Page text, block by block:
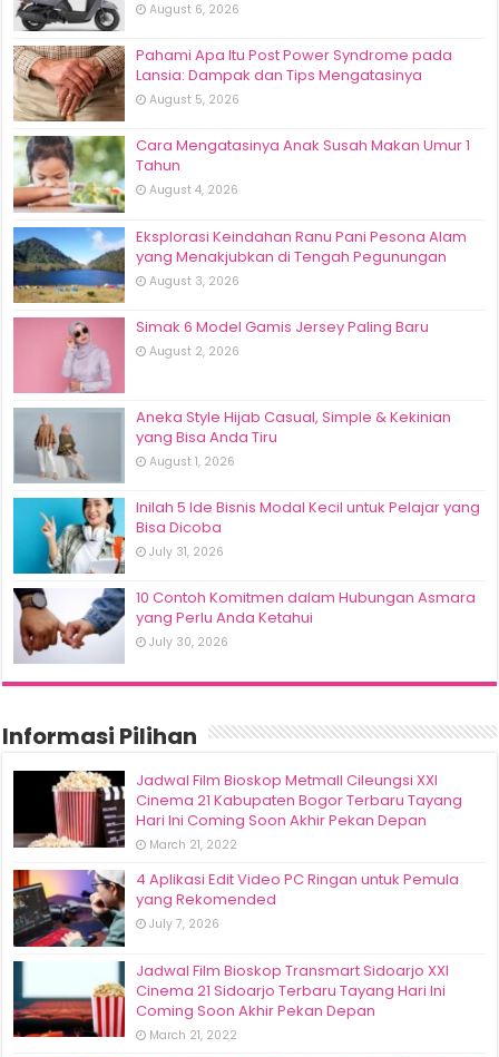
August 6, 2026
Pahami Apa Itu Post Power Syndrome pada
Lansia: Dampak dan Tips Mengatasinya
August 5, 2026
Cara Mengatasinya Anak Susah Makan Umur 1
Tahun
August 4, 2026
Eksplorasi Keindahan Ranu Pani Pesona Alam
yang Menakjubkan di Tengah Pegunungan
August 3, 2026
Simak 6 Model Gamis Jersey Paling Baru
August 2, 2026
Aneka Style Hijab Casual, Simple & Kekinian
yang Bisa Anda Tiru
August 1, 2026
Inilah 5 Ide Bisnis Modal Kecil untuk Pelajar yang
Bisa Dicoba
July 31, 2026
10 Contoh Komitmen dalam Hubungan Asmara
yang Perlu Anda Ketahui
July 30, 2026
Informasi Pilihan
Jadwal Film Bioskop Metmall Cileungsi XXI
Cinema 21 Kabupaten Bogor Terbaru Tayang
Hari Ini Coming Soon Akhir Pekan Depan
March 21, 2022
4 Aplikasi Edit Video PC Ringan untuk Pemula
yang Rekomended
July 7, 2026
Jadwal Film Bioskop Transmart Sidoarjo XXI
Cinema 21 Sidoarjo Terbaru Tayang Hari Ini
Coming Soon Akhir Pekan Depan
March 21, 2022